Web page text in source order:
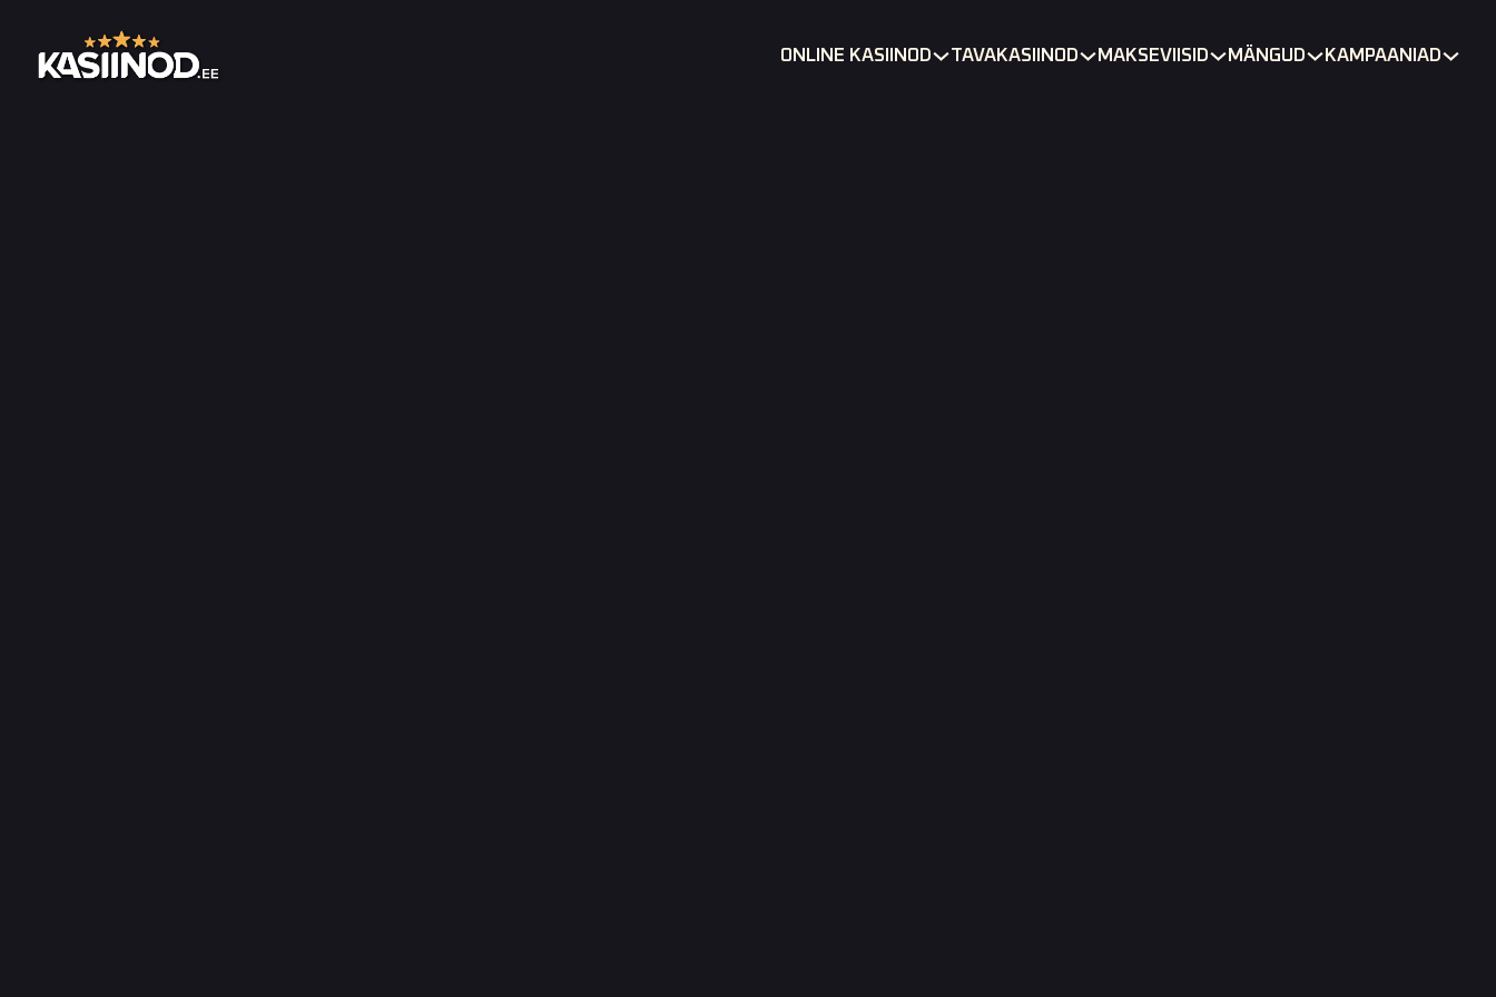
ONLINE KASIINOD TAVAKASIINOD MAKSEVIISID MÄNGUD KAMPAANIAD